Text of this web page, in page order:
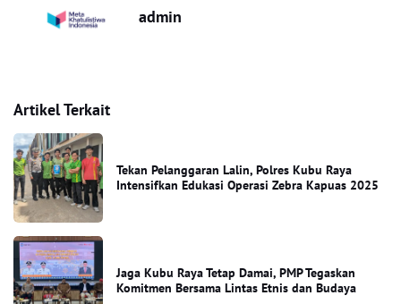
admin
Artikel Terkait
Tekan Pelanggaran Lalin, Polres Kubu Raya
Intensifkan Edukasi Operasi Zebra Kapuas 2025
Jaga Kubu Raya Tetap Damai, PMP Tegaskan
Komitmen Bersama Lintas Etnis dan Budaya